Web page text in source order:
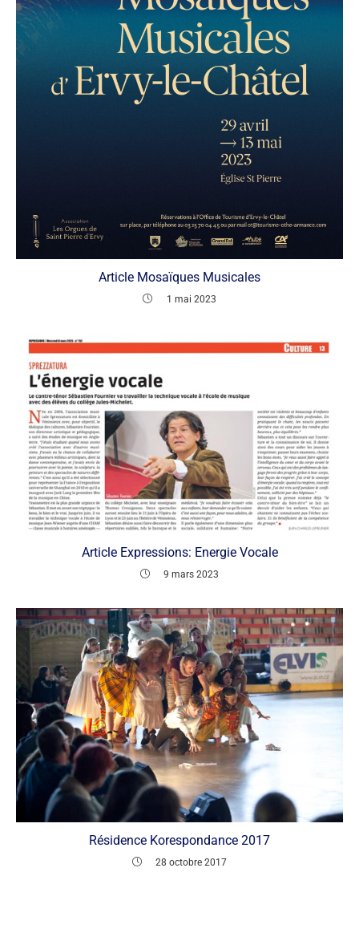
Article Mosaïques Musicales
1 mai 2023
Article Expressions: Energie Vocale
9 mars 2023
Résidence Korespondance 2017
28 octobre 2017